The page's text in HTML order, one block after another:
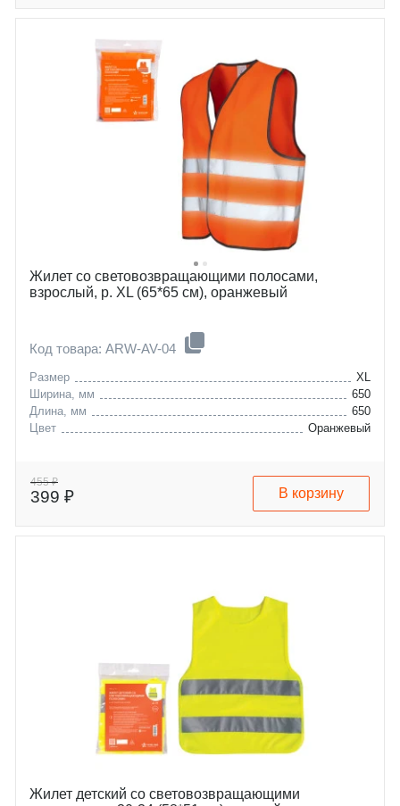
Жилет со световозвращающими полосами,
взрослый, р. XL (65*65 см), оранжевый
Код товара: ARW-AV-04
Размер
XL
Ширина, мм
650
Длина, мм
650
Цвет
Оранжевый
455 ₽
399 ₽ В корзину
Жилет детский со световозвращающими